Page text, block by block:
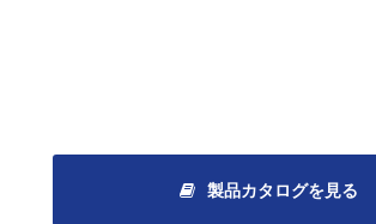
製品カタログを見る